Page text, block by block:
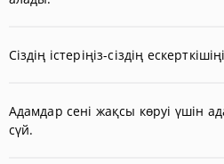
Сіздің істеріңіз-сіздің
Адамдар сені жақсы көруі үшін
сүй.